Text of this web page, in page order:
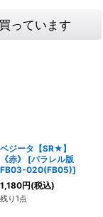
っています
ベジータ【SR★】
《赤》
[パラレル版
FB03-020(FB05)]
1,180円(税込)
残り1点